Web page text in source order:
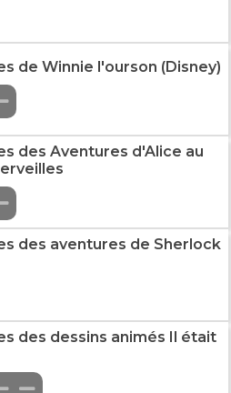
de Winnie l'ourson (Disney)
des Aventures d'Alice au
des aventures de Sherlock
des dessins animés Il était